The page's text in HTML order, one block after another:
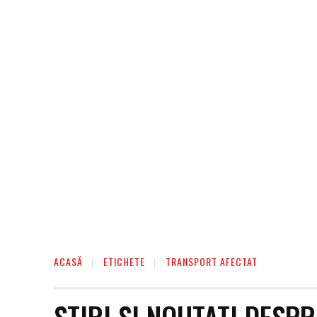
ACASĂ ETICHETE TRANSPORT AFECTAT